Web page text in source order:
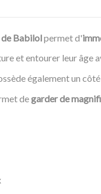
Babilolpermet d'
et entourer leur âge
également un
degarder de